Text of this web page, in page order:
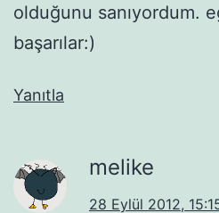
olduğunu sanıyordum.
başarılar:)
Yanıtla
melike
28 Eylül 2012,